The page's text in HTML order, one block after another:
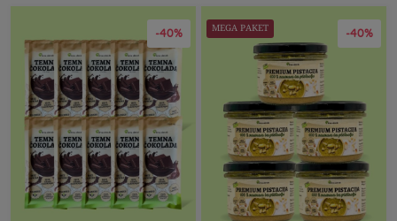
-40% -40%
MEGA PAKET